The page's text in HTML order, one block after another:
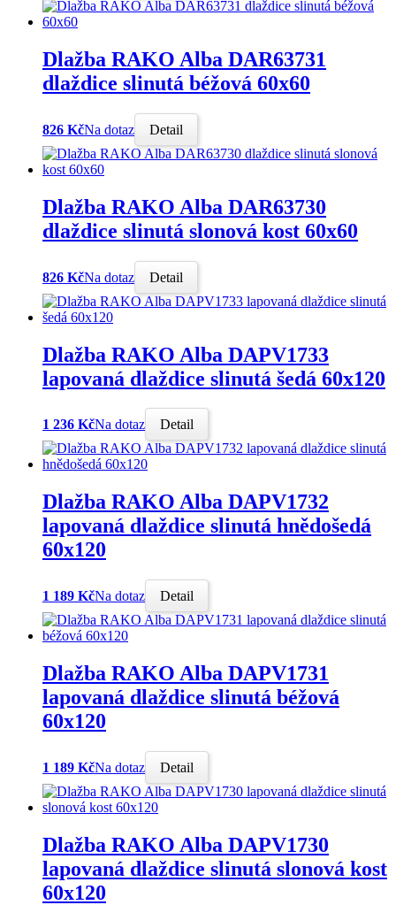
Dlažba RAKO Alba DAR63731
dlaždice slinutá béžová 60x60
826 KčNa dotaz Detail
Dlažba RAKO Alba DAR63730
dlaždice slinutá slonová kost 60x60
826 KčNa dotaz Detail
Dlažba RAKO Alba DAPV1733
lapovaná dlaždice slinutá šedá 60x120
1 236 KčNa dotaz Detail
Dlažba RAKO Alba DAPV1732
lapovaná dlaždice slinutá hnědošedá
60x120
1 189 KčNa dotaz Detail
Dlažba RAKO Alba DAPV1731
lapovaná dlaždice slinutá béžová
60x120
1 189 KčNa dotaz Detail
Dlažba RAKO Alba DAPV1730
lapovaná dlaždice slinutá slonová kost
60x120